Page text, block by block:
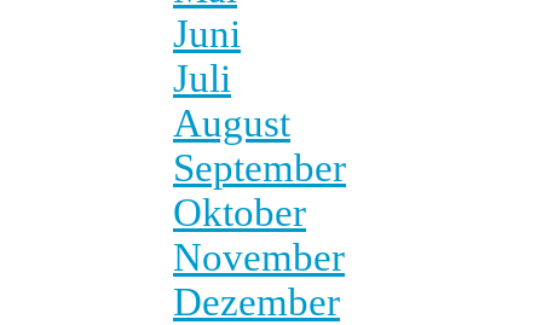
Juni
Juli
August
September
Oktober
November
Dezember